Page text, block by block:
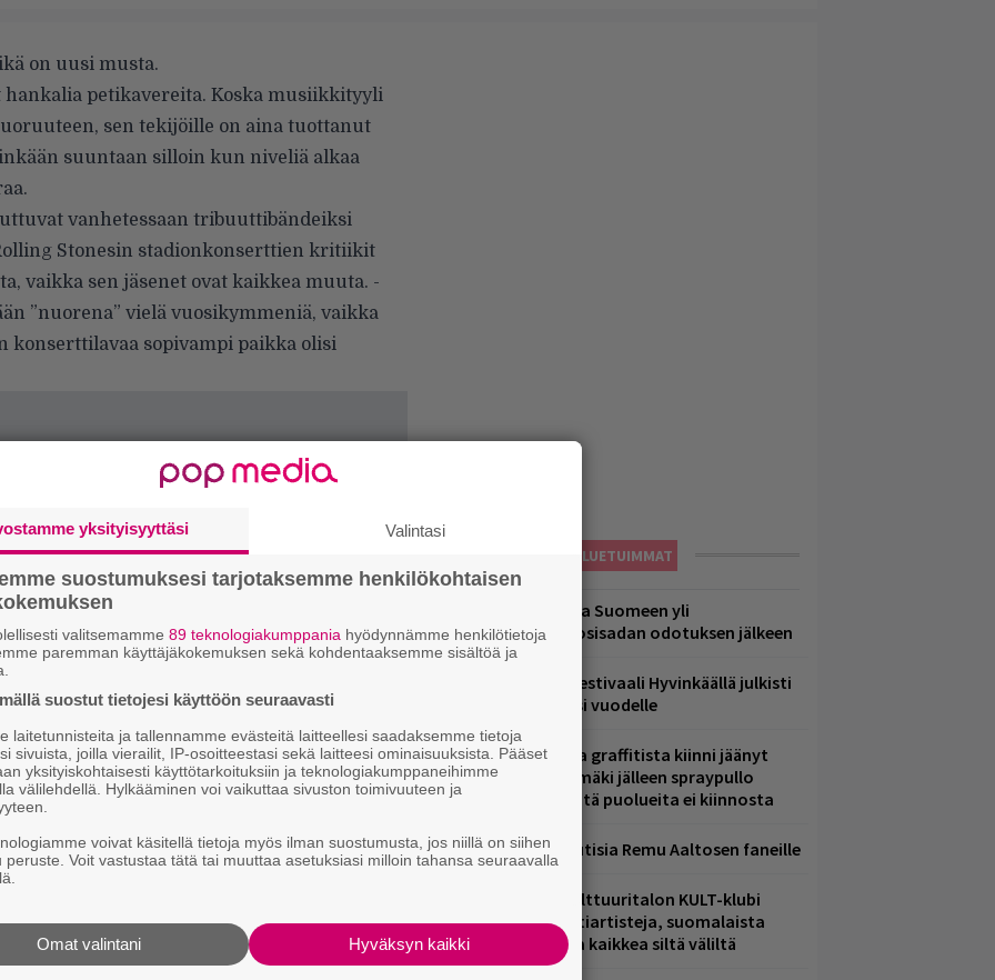
on uusi musta.
hankalia petikavereita. Koska musiikkityyli
sen tekijöille on aina tuottanut
suuntaan silloin kun niveliä alkaa
vanhetessaan tribuuttibändeiksi
Stonesin stadionkonserttien kritiikit
vaikka sen jäsenet ovat kaikkea muuta.
”nuorena” vielä vuosikymmeniä, vaikka
konserttilavaa sopivampi paikka olisi
menneiden vuosikymmenten
(joka on vain kaunis sana
tempon putoamiseen musiikissa,
LUETUIMMAT
Weezer palaa Suomeen yli
neljännesvuosisadan odotuksen jälkeen
Äärimetallifestivaali Hyvinkäällä julkisti
esiintyjiä ensi vuodelle
Laittomasta graffitista kiinni jäänyt
Paavo Arhinmäki jälleen spraypullo
kädessä – näitä puolueita ei kiinnosta
Mainioita uutisia Remu Aaltosen faneille
Helsingin Kulttuuritalon KULT-klubi
tarjoaa kulttiartisteja, suomalaista
osaamista ja kaikkea siltä väliltä
yksityisyyttäsi Valintasi
suostumuksesi tarjotaksemme henkilökohtaisen
valitsemamme 89 teknologiakumppania hyödynnämme henkilötietoja
paremman käyttäjäkokemuksen sekä kohdentaaksemme sisältöä ja
suostut tietojesi käyttöön seuraavasti
laitetunnisteita ja tallennamme evästeitä laitteellesi saadaksemme tietoja
sivuista, joilla vierailit, IP-osoitteestasi sekä laitteesi ominaisuuksista. Pääset
yksityiskohtaisesti käyttötarkoituksiin ja teknologiakumppaneihimme
välilehdellä. Hylkääminen voi vaikuttaa sivuston toimivuuteen ja
voivat käsitellä tietoja myös ilman suostumusta, jos niillä on siihen
peruste. Voit vastustaa tätä tai muuttaa asetuksiasi milloin tahansa seuraavalla
Hyväksyn kaikki
Omat valintani